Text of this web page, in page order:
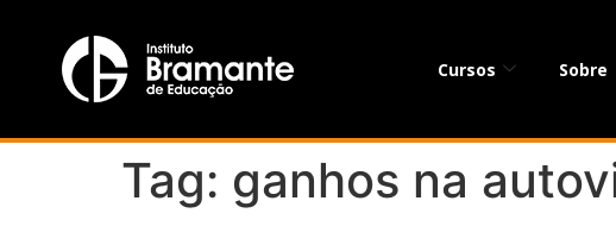
Cursos Sobre
Tag: ganhos na